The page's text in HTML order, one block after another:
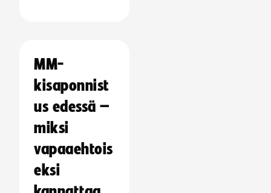
MM-
kisaponnist
us edessä –
miksi
vapaaehtois
eksi